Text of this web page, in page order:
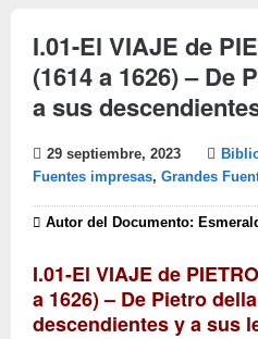
I.01-El VIAJE de
(1614 a 1626) – De
a sus
29 septiembre, 2023
Fuentes impresas, Grandes
Autor del Documento:
I.01-El VIAJE de
a 1626) – De Pietro
descendientes y a sus